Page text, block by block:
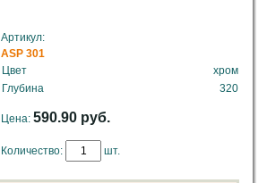
Артикул:
ASP 301
Цвет
хром
Глубина
320
Цена: 590.90 руб.
Количество: шт.